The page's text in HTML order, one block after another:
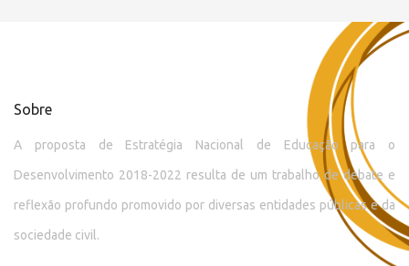
Sobre
A proposta de Estratégia Nacional de Educação para o
Desenvolvimento 2018-2022 resulta de um trabalho de debate e
reflexão profundo promovido por diversas entidades públicas e da
sociedade civil.